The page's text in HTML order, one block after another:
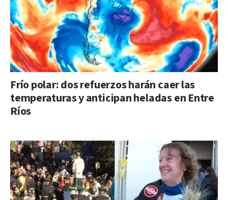
Frío polar: dos refuerzos harán caer las
temperaturas y anticipan heladas en Entre
Ríos